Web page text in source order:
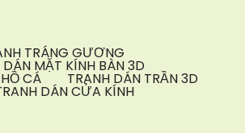
TRÁNG GƯƠNG
DÁN MẶT KÍNH BÀN 3D
CÁ TRANH DÁN TRẦN 3D
DÁN CỬA KÍNH